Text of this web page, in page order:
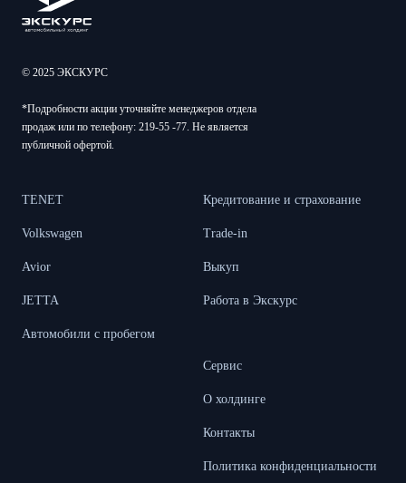
© 2025 ЭКСКУРС
*Подробности акции уточняйте менеджеров отдела
продаж или по телефону: 219-55 -77. Не является
публичной офертой.
TENET
Volkswagen
Avior
JETTA
Автомобили с пробегом
Кредитование и страхование
Trade-in
Выкуп
Работа в Экскурс
Сервис
О холдинге
Контакты
Политика конфиденциальности